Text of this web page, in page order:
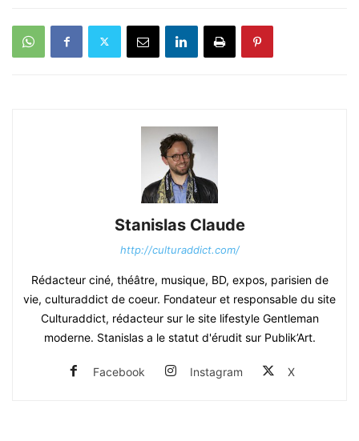
Stanislas Claude
http://culturaddict.com/
Rédacteur ciné, théâtre, musique, BD, expos, parisien de
vie, culturaddict de coeur. Fondateur et responsable du site
Culturaddict, rédacteur sur le site lifestyle Gentleman
moderne. Stanislas a le statut d'érudit sur Publik’Art.
Facebook Instagram X